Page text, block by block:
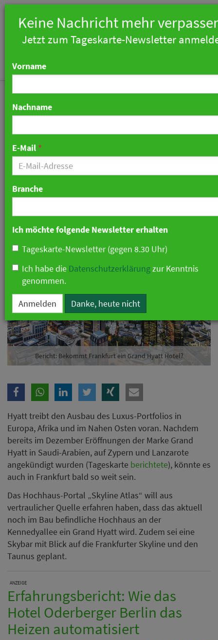
Bericht: Bekommt
Frankfurt ein Grand Hyatt
Hotel?
03. Februar 2023 09:16 Uhr| Hotellerie
Bericht: Bekommt Frankfurt ein Grand Hyatt Hotel?
Hyatt treibt den Ausbau des Luxus-Portfolios in
Europa, Afrika und im Nahen Osten voran. Nachdem
bereits im Dezember Eröffnungen der Marke Grand
Hyatt in Saudi-Arabien, auf Zypern und Lanzarote
angekündigt wurden (Tageskarte berichtete), könnte es
auch in Frankfurt bald so weit sein.
Das Hochhaus-Portal „Skyline Atlas“ will aus
vertraulicher Quelle erfahren haben, dass das aktuell
noch im Bau befindliche Hochhaus an der
Kennedyallee ein Grand Hyatt wird. Zudem sei eine
Skybar mit Blick auf die Frankfurter Skyline und den
Taunus geplant.
ANZEIGE
Erfahrungsbericht: Wie das
Hotel Oderberger Berlin das
Heizen automatisiert
Keine Nachricht mehr
Jetzt zum Tageskarte-Newsletter
Vorname
Nachname
E-Mail *
Branche
Ich möchte folgende Newsletter erhalten
Tageskarte-Newsletter (gegen 8.30 Uhr)
Ich habe die Datenschutzerklärungzur Kenntnis
genommen.
Anmelden Danke, heute nicht